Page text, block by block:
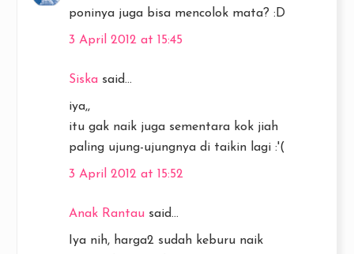
poninya juga bisa mencolok mata? :D
3 April 2012 at 15:45
Siska said...
iya,,
itu gak naik juga sementara kok jiah
paling ujung-ujungnya di taikin lagi :'(
3 April 2012 at 15:52
Anak Rantau said...
Iya nih, harga2 sudah keburu naik